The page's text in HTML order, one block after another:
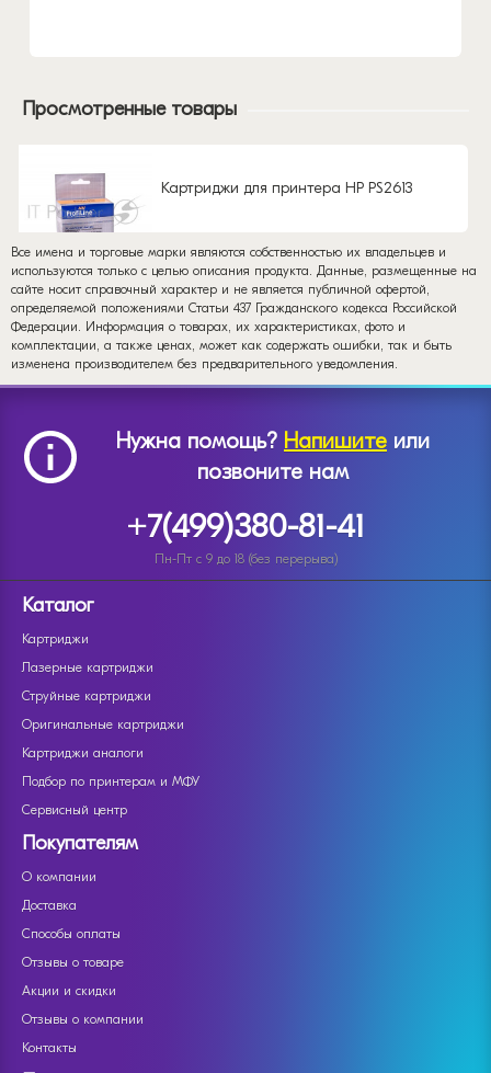
Просмотренные товары
Картриджи для принтера HP PS2613
Все имена и торговые марки являются собственностью их владельцев и
используются только с целью описания продукта. Данные, размещенные на
сайте носит справочный характер и не является публичной офертой,
определяемой положениями Статьи 437 Гражданского кодекса Российской
Федерации. Информация о товарах, их характеристиках, фото и
комплектации, а также ценах, может как содержать ошибки, так и быть
изменена производителем без предварительного уведомления.
Нужна помощь? Напишите или
позвоните нам
+7(499)380-81-41
Пн-Пт с 9 до 18 (без перерыва)
Каталог
Картриджи
Лазерные картриджи
Струйные картриджи
Оригинальные картриджи
Картриджи аналоги
Подбор по принтерам и МФУ
Сервисный центр
Покупателям
О компании
Доставка
Способы оплаты
Отзывы о товаре
Акции и скидки
Отзывы о компании
Контакты